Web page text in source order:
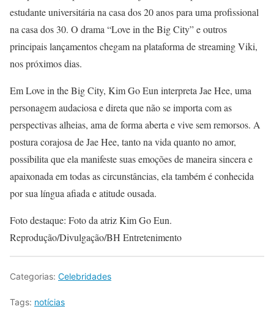
estudante universitária na casa dos 20 anos para uma profissional
na casa dos 30. O drama “Love in the Big City” e outros
principais lançamentos chegam na plataforma de streaming Viki,
nos próximos dias.
Em Love in the Big City, Kim Go Eun interpreta Jae Hee, uma
personagem audaciosa e direta que não se importa com as
perspectivas alheias, ama de forma aberta e vive sem remorsos. A
postura corajosa de Jae Hee, tanto na vida quanto no amor,
possibilita que ela manifeste suas emoções de maneira sincera e
apaixonada em todas as circunstâncias, ela também é conhecida
por sua língua afiada e atitude ousada.
Foto destaque: Foto da atriz Kim Go Eun.
Reprodução/Divulgação/BH Entretenimento
Categorias: Celebridades
Tags: notícias